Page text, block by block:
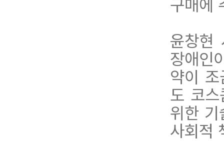
윤창현
장애인
약이
도 코
위한 기
사회적